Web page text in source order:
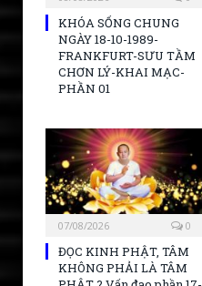
KHÓA SỐNG CHUNG
NGÀY 18-10-1989-
FRANKFURT-SƯU TẦM
CHƠN LÝ-KHAI MẠC-
PHẦN 01
07/08/2026 0
ĐỌC KINH PHẬT, TÂM
KHÔNG PHẢI LÀ TÂM